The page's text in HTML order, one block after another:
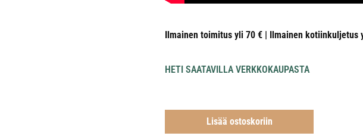
Ilmainen toimitus yli 70 € | Ilmainen kotiinkuljetus
HETI SAATAVILLA VERKKOKAUPASTA
Lisää ostoskoriin